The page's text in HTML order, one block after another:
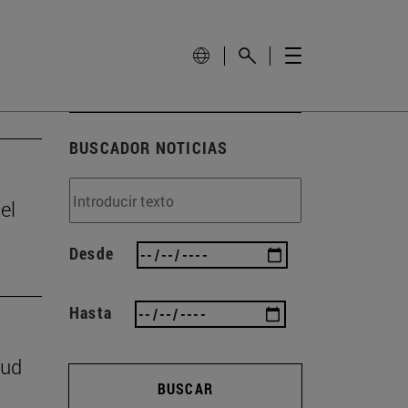
BUSCADOR NOTICIAS
Desde
Hasta
BUSCAR